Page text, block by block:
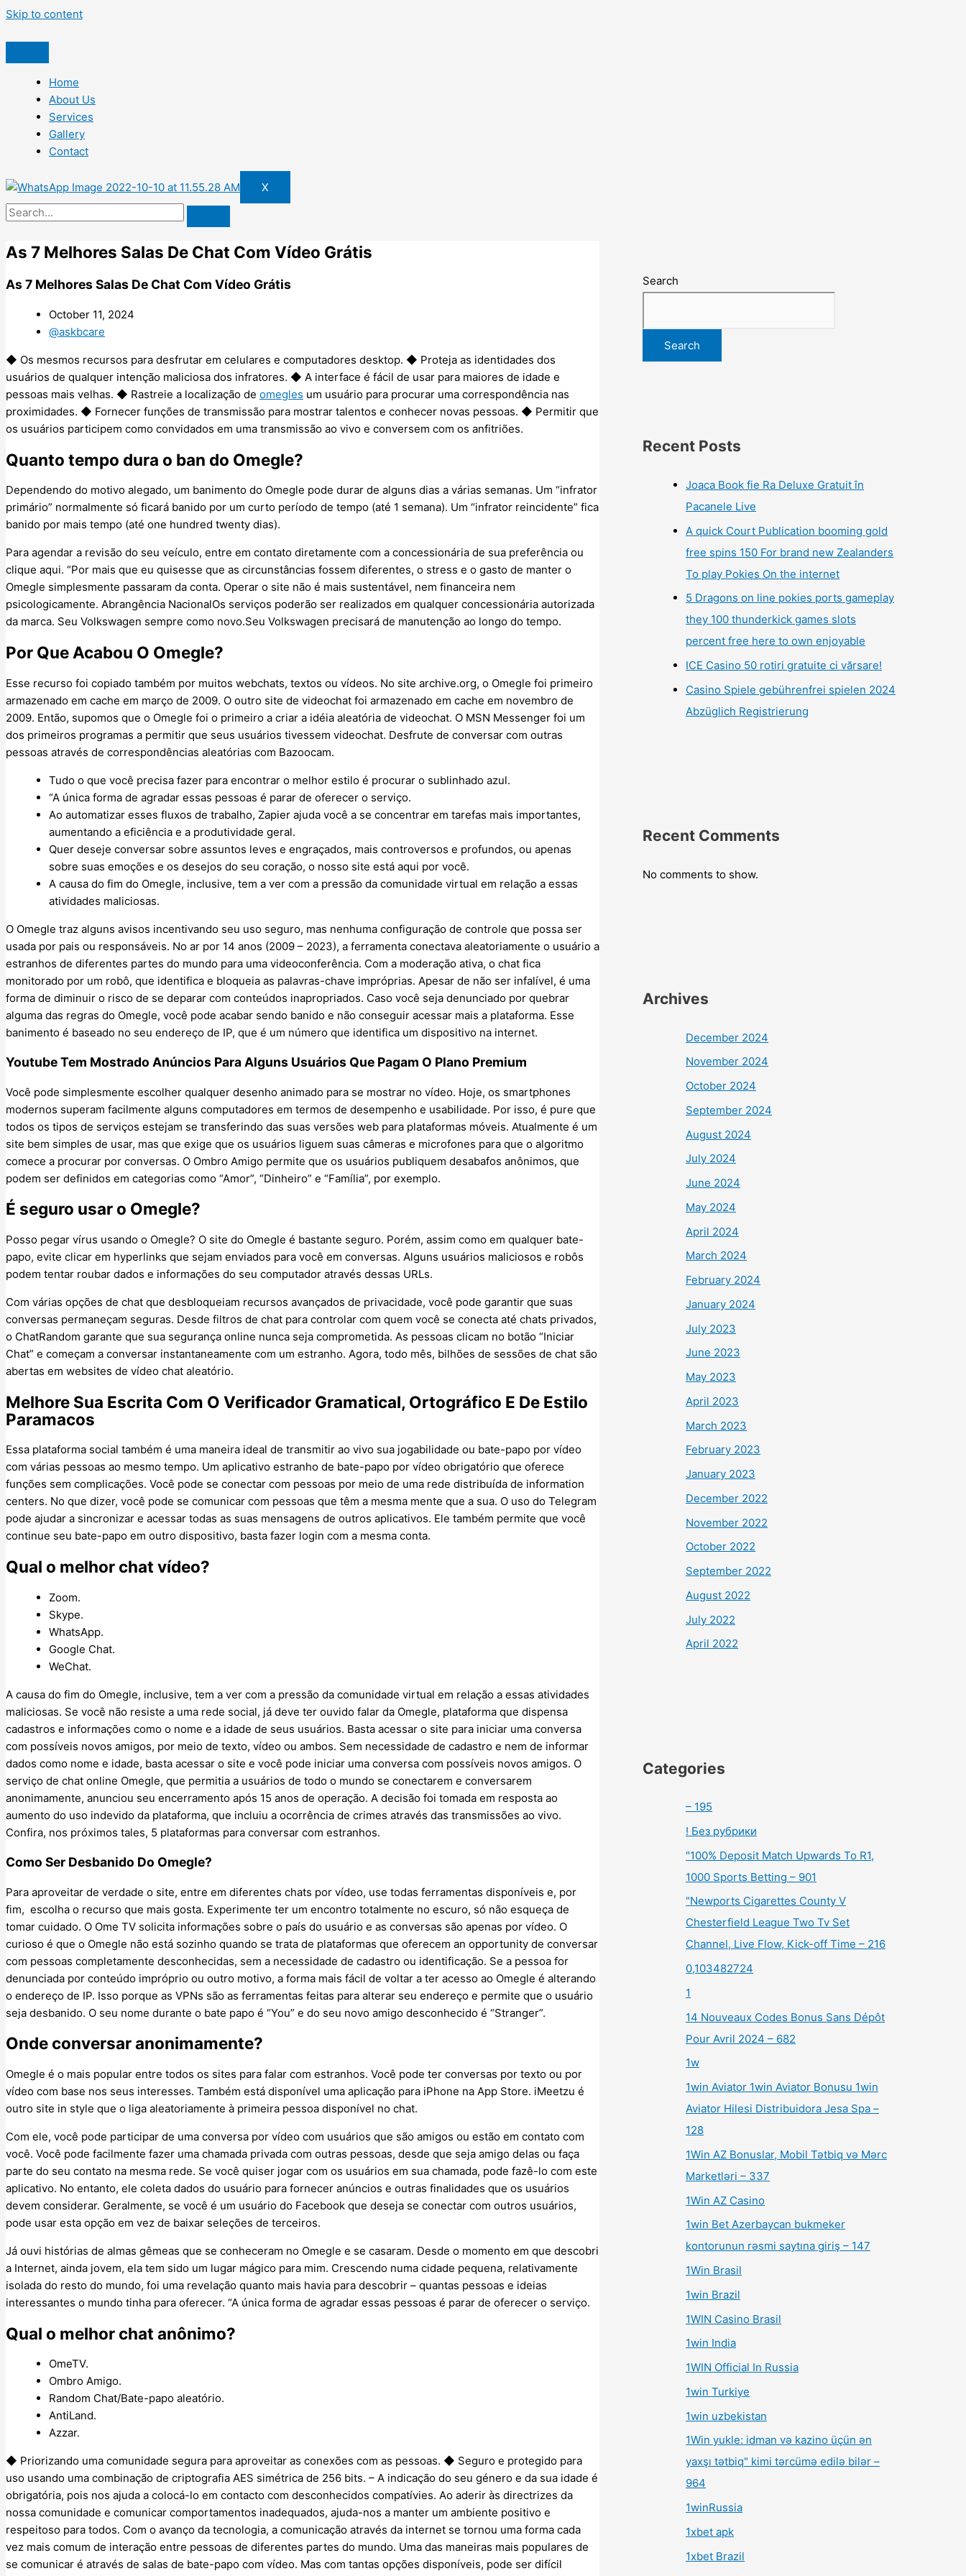
Skip to content
Home
About Us
Services
Gallery
Contact
X
As 7 Melhores Salas De Chat Com Vídeo Grátis
As 7 Melhores Salas De Chat Com Vídeo Grátis
October 11, 2024
@askbcare
◆ Os mesmos recursos para desfrutar em celulares e computadores desktop. ◆ Proteja as identidades dos
usuários de qualquer intenção maliciosa dos infratores. ◆ A interface é fácil de usar para maiores de idade e
pessoas mais velhas. ◆ Rastreie a localização de omegles um usuário para procurar uma correspondência nas
proximidades. ◆ Fornecer funções de transmissão para mostrar talentos e conhecer novas pessoas. ◆ Permitir que
os usuários participem como convidados em uma transmissão ao vivo e conversem com os anfitriões.
Quanto tempo dura o ban do Omegle?
Dependendo do motivo alegado, um banimento do Omegle pode durar de alguns dias a várias semanas. Um “infrator
primário” normalmente só ficará banido por um curto período de tempo (até 1 semana). Um “infrator reincidente” fica
banido por mais tempo (até one hundred twenty dias).
Para agendar a revisão do seu veículo, entre em contato diretamente com a concessionária de sua preferência ou
clique aqui. “Por mais que eu quisesse que as circunstâncias fossem diferentes, o stress e o gasto de manter o
Omegle simplesmente passaram da conta. Operar o site não é mais sustentável, nem financeira nem
psicologicamente. Abrangência NacionalOs serviços poderão ser realizados em qualquer concessionária autorizada
da marca. Seu Volkswagen sempre como novo.Seu Volkswagen precisará de manutenção ao longo do tempo.
Por Que Acabou O Omegle?
Esse recurso foi copiado também por muitos webchats, textos ou vídeos. No site archive.org, o Omegle foi primeiro
armazenado em cache em março de 2009. O outro site de videochat foi armazenado em cache em novembro de
2009. Então, supomos que o Omegle foi o primeiro a criar a idéia aleatória de videochat. O MSN Messenger foi um
dos primeiros programas a permitir que seus usuários tivessem videochat. Desfrute de conversar com outras
pessoas através de correspondências aleatórias com Bazoocam.
Tudo o que você precisa fazer para encontrar o melhor estilo é procurar o sublinhado azul.
“A única forma de agradar essas pessoas é parar de oferecer o serviço.
Ao automatizar esses fluxos de trabalho, Zapier ajuda você a se concentrar em tarefas mais importantes,
aumentando a eficiência e a produtividade geral.
Quer deseje conversar sobre assuntos leves e engraçados, mais controversos e profundos, ou apenas
sobre suas emoções e os desejos do seu coração, o nosso site está aqui por você.
A causa do fim do Omegle, inclusive, tem a ver com a pressão da comunidade virtual em relação a essas
atividades maliciosas.
O Omegle traz alguns avisos incentivando seu uso seguro, mas nenhuma configuração de controle que possa ser
usada por pais ou responsáveis. No ar por 14 anos (2009 – 2023), a ferramenta conectava aleatoriamente o usuário a
estranhos de diferentes partes do mundo para uma videoconferência. Com a moderação ativa, o chat fica
monitorado por um robô, que identifica e bloqueia as palavras-chave impróprias. Apesar de não ser infalível, é uma
forma de diminuir o risco de se deparar com conteúdos inapropriados. Caso você seja denunciado por quebrar
alguma das regras do Omegle, você pode acabar sendo banido e não conseguir acessar mais a plataforma. Esse
banimento é baseado no seu endereço de IP, que é um número que identifica um dispositivo na internet.
Youtube Tem Mostrado Anúncios Para Alguns Usuários Que Pagam O Plano Premium
Você pode simplesmente escolher qualquer desenho animado para se mostrar no vídeo. Hoje, os smartphones
modernos superam facilmente alguns computadores em termos de desempenho e usabilidade. Por isso, é pure que
todos os tipos de serviços estejam se transferindo das suas versões web para plataformas móveis. Atualmente é um
site bem simples de usar, mas que exige que os usuários liguem suas câmeras e microfones para que o algoritmo
comece a procurar por conversas. O Ombro Amigo permite que os usuários publiquem desabafos anônimos, que
podem ser definidos em categorias como “Amor”, “Dinheiro” e “Família”, por exemplo.
É seguro usar o Omegle?
Posso pegar vírus usando o Omegle? O site do Omegle é bastante seguro. Porém, assim como em qualquer bate-
papo, evite clicar em hyperlinks que sejam enviados para você em conversas. Alguns usuários maliciosos e robôs
podem tentar roubar dados e informações do seu computador através dessas URLs.
Com várias opções de chat que desbloqueiam recursos avançados de privacidade, você pode garantir que suas
conversas permaneçam seguras. Desde filtros de chat para controlar com quem você se conecta até chats privados,
o ChatRandom garante que sua segurança online nunca seja comprometida. As pessoas clicam no botão “Iniciar
Chat” e começam a conversar instantaneamente com um estranho. Agora, todo mês, bilhões de sessões de chat são
abertas em websites de vídeo chat aleatório.
Melhore Sua Escrita Com O Verificador Gramatical, Ortográfico E De Estilo
Paramacos
Essa plataforma social também é uma maneira ideal de transmitir ao vivo sua jogabilidade ou bate-papo por vídeo
com várias pessoas ao mesmo tempo. Um aplicativo estranho de bate-papo por vídeo obrigatório que oferece
funções sem complicações. Você pode se conectar com pessoas por meio de uma rede distribuída de information
centers. No que dizer, você pode se comunicar com pessoas que têm a mesma mente que a sua. O uso do Telegram
pode ajudar a sincronizar e acessar todas as suas mensagens de outros aplicativos. Ele também permite que você
continue seu bate-papo em outro dispositivo, basta fazer login com a mesma conta.
Qual o melhor chat vídeo?
Zoom.
Skype.
WhatsApp.
Google Chat.
WeChat.
A causa do fim do Omegle, inclusive, tem a ver com a pressão da comunidade virtual em relação a essas atividades
maliciosas. Se você não resiste a uma rede social, já deve ter ouvido falar da Omegle, plataforma que dispensa
cadastros e informações como o nome e a idade de seus usuários. Basta acessar o site para iniciar uma conversa
com possíveis novos amigos, por meio de texto, vídeo ou ambos. Sem necessidade de cadastro e nem de informar
dados como nome e idade, basta acessar o site e você pode iniciar uma conversa com possíveis novos amigos. O
serviço de chat online Omegle, que permitia a usuários de todo o mundo se conectarem e conversarem
anonimamente, anunciou seu encerramento após 15 anos de operação. A decisão foi tomada em resposta ao
aumento do uso indevido da plataforma, que incluiu a ocorrência de crimes através das transmissões ao vivo.
Confira, nos próximos tales, 5 plataformas para conversar com estranhos.
Como Ser Desbanido Do Omegle?
Para aproveitar de verdade o site, entre em diferentes chats por vídeo, use todas ferramentas disponíveis e, por
fim, escolha o recurso que mais gosta. Experimente ter um encontro totalmente no escuro, só não esqueça de
tomar cuidado. O Ome TV solicita informações sobre o país do usuário e as conversas são apenas por vídeo. O
curioso é que o Omegle não está sozinho quando se trata de plataformas que oferecem an opportunity de conversar
com pessoas completamente desconhecidas, sem a necessidade de cadastro ou identificação. Se a pessoa for
denunciada por conteúdo impróprio ou outro motivo, a forma mais fácil de voltar a ter acesso ao Omegle é alterando
o endereço de IP. Isso porque as VPNs são as ferramentas feitas para alterar seu endereço e permite que o usuário
seja desbanido. O seu nome durante o bate papo é “You” e do seu novo amigo desconhecido é “Stranger”.
Onde conversar anonimamente?
Omegle é o mais popular entre todos os sites para falar com estranhos. Você pode ter conversas por texto ou por
vídeo com base nos seus interesses. Também está disponível uma aplicação para iPhone na App Store. iMeetzu é
outro site in style que o liga aleatoriamente à primeira pessoa disponível no chat.
Com ele, você pode participar de uma conversa por vídeo com usuários que são amigos ou estão em contato com
você. Você pode facilmente fazer uma chamada privada com outras pessoas, desde que seja amigo delas ou faça
parte do seu contato na mesma rede. Se você quiser jogar com os usuários em sua chamada, pode fazê-lo com este
aplicativo. No entanto, ele coleta dados do usuário para fornecer anúncios e outras finalidades que os usuários
devem considerar. Geralmente, se você é um usuário do Facebook que deseja se conectar com outros usuários,
pode usar esta opção em vez de baixar seleções de terceiros.
Já ouvi histórias de almas gêmeas que se conheceram no Omegle e se casaram. Desde o momento em que descobri
a Internet, ainda jovem, ela tem sido um lugar mágico para mim. Crescendo numa cidade pequena, relativamente
isolada do resto do mundo, foi uma revelação quanto mais havia para descobrir – quantas pessoas e ideias
interessantes o mundo tinha para oferecer. “A única forma de agradar essas pessoas é parar de oferecer o serviço.
Qual o melhor chat anônimo?
OmeTV.
Ombro Amigo.
Random Chat/Bate-papo aleatório.
AntiLand.
Azzar.
◆ Priorizando uma comunidade segura para aproveitar as conexões com as pessoas. ◆ Seguro e protegido para
uso usando uma combinação de criptografia AES simétrica de 256 bits. – A indicação do seu género e da sua idade é
obrigatória, pois nos ajuda a colocá-lo em contacto com desconhecidos compatívies. Ao aderir às directrizes da
nossa comunidade e comunicar comportamentos inadequados, ajuda-nos a manter um ambiente positivo e
respeitoso para todos. Com o avanço da tecnologia, a comunicação através da internet se tornou uma forma cada
vez mais comum de interação entre pessoas de diferentes partes do mundo. Uma das maneiras mais populares de
se comunicar é através de salas de bate-papo com vídeo. Mas com tantas opções disponíveis, pode ser difícil
Search
Search
Recent Posts
Joaca Book fie Ra Deluxe Gratuit în
Pacanele Live
A quick Court Publication booming gold
free spins 150 For brand new Zealanders
To play Pokies On the internet
5 Dragons on line pokies ports gameplay
they 100 thunderkick games slots
percent free here to own enjoyable
ICE Casino 50 rotiri gratuite ci vărsare!
Casino Spiele gebührenfrei spielen 2024
Abzüglich Registrierung
Recent Comments
No comments to show.
Archives
December 2024
November 2024
October 2024
September 2024
August 2024
July 2024
June 2024
May 2024
April 2024
March 2024
February 2024
January 2024
July 2023
June 2023
May 2023
April 2023
March 2023
February 2023
January 2023
December 2022
November 2022
October 2022
September 2022
August 2022
July 2022
April 2022
Categories
– 195
! Без рубрики
"100% Deposit Match Upwards To R1,
1000 Sports Betting – 901
"Newports Cigarettes County V
Chesterfield League Two Tv Set
Channel, Live Flow, Kick-off Time – 216
0,103482724
1
14 Nouveaux Codes Bonus Sans Dépôt
Pour Avril 2024 – 682
1w
1win Aviator 1win Aviator Bonusu 1win
Aviator Hilesi Distribuidora Jesa Spa –
128
1Win AZ Bonuslar, Mobil Tətbiq və Mərc
Marketləri – 337
1Win AZ Casino
1win Bet Azerbaycan bukmeker
kontorunun rəsmi saytına giriş – 147
1Win Brasil
1win Brazil
1WIN Casino Brasil
1win India
1WIN Official In Russia
1win Turkiye
1win uzbekistan
1Win yukle: idman və kazino üçün ən
yaxşı tətbiq" kimi tərcümə edilə bilər –
964
1winRussia
1xbet apk
1xbet Brazil